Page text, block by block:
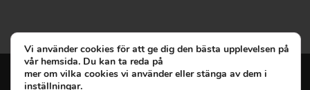
Vi använder cookies för att ge dig den bästa upplevelsen på
vår hemsida. Du kan ta reda på
mer om vilka cookies vi använder eller stänga av dem i
inställningar.